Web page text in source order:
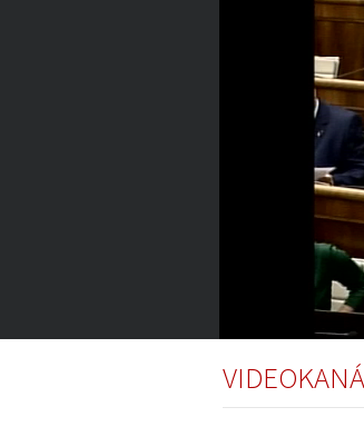
5:05:17 Volume